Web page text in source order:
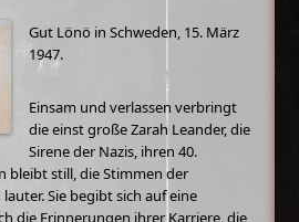
Gut Lönö in Schweden, 15. März
1947.
Einsam und verlassen verbringt
die einst große Zarah Leander, die
Sirene der Nazis, ihren 40.
bleibt still, die Stimmen der
Sie begibt sich auf eine
die Erinnerungen ihrer Karriere, die